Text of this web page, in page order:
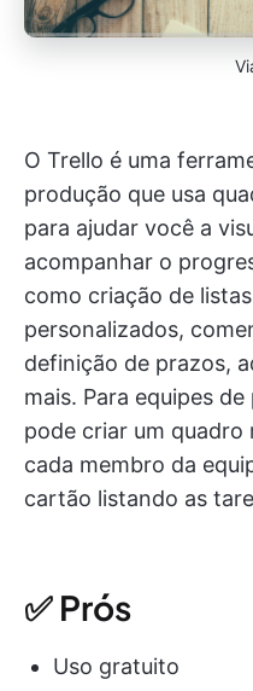
O Trello é uma
produção que usa
para ajudar você a
acompanhar o
como criação de
personalizados,
definição de prazos,
mais. Para equipes
pode criar um quadro
cada membro da
cartão listando as
✅ Prós
Uso gratuito